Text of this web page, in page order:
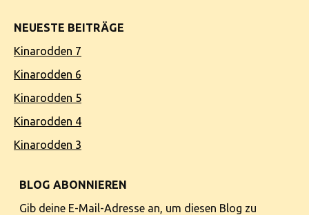
NEUESTE BEITRÄGE
Kinarodden 7
Kinarodden 6
Kinarodden 5
Kinarodden 4
Kinarodden 3
BLOG ABONNIEREN
Gib deine E-Mail-Adresse an, um diesen Blog zu